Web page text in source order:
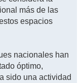
más de las
espacios
nacionales han
óptimo,
sido una actividad